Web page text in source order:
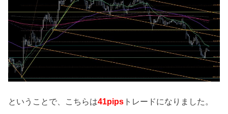
ということで、こちらは41pips トレードになりました。